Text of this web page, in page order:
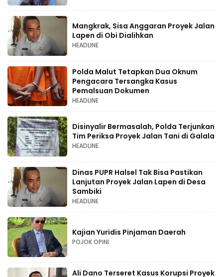
Mangkrak, Sisa Anggaran Proyek Jalan
Lapen di Obi Dialihkan
HEADLINE
Polda Malut Tetapkan Dua Oknum
Pengacara Tersangka Kasus
Pemalsuan Dokumen
HEADLINE
Disinyalir Bermasalah, Polda Terjunkan
Tim Periksa Proyek Jalan Tani di Galala
HEADLINE
Dinas PUPR Halsel Tak Bisa Pastikan
Lanjutan Proyek Jalan Lapen di Desa
Sambiki
HEADLINE
Kajian Yuridis Pinjaman Daerah
POJOK OPINI
Ali Dano Terseret Kasus Korupsi Proyek